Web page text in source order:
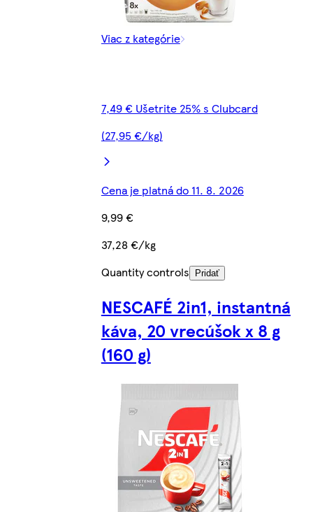
Viac z kategórie
7,49 € Ušetrite 25% s Clubcard
(27,95 €/kg)
Cena je platná do 11. 8. 2026
9,99 €
37,28 €/kg
Quantity controls
Pridať
NESCAFÉ 2in1, instantná
káva, 20 vrecúšok x 8 g
(160 g)